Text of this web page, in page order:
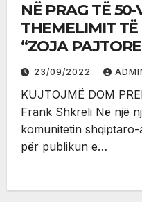
NË PRAG TË
THEMELIMIT
“ZOJA
SHQIPTARËVE”
SHTETEVE TË
23/09/2022
KUJTOJMË DOM
Frank Shkreli Në një
komunitetin
për publikun e…